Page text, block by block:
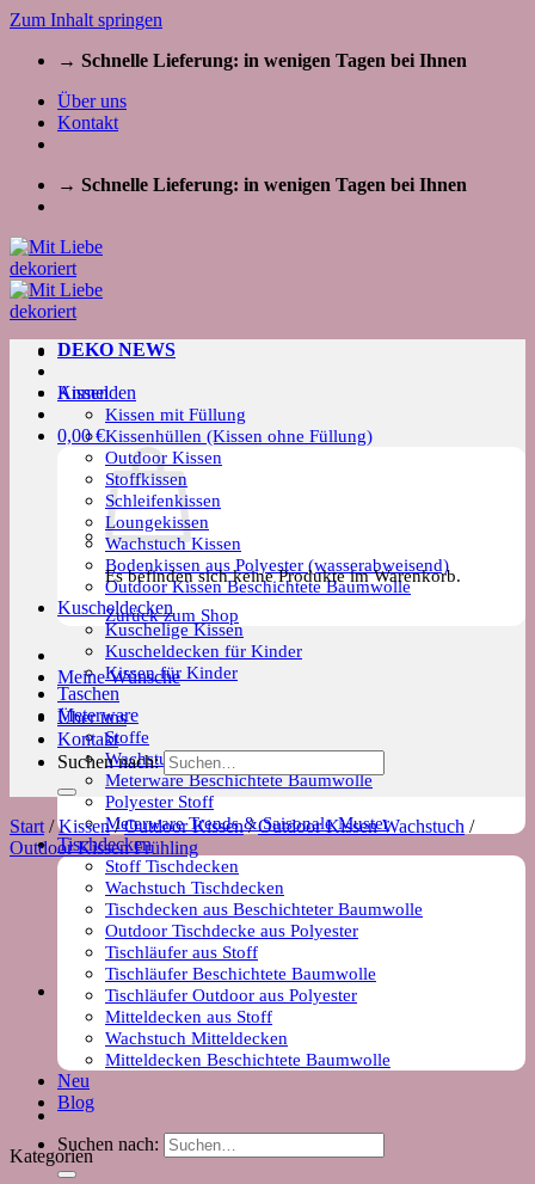
Zum Inhalt springen
→ Schnelle Lieferung: in wenigen Tagen bei Ihnen
Über uns
Kontakt
→ Schnelle Lieferung: in wenigen Tagen bei Ihnen
Kissen
Kissen mit Füllung
Kissenhüllen (Kissen ohne Füllung)
Outdoor Kissen
Stoffkissen
Schleifenkissen
Loungekissen
Wachstuch Kissen
Bodenkissen aus Polyester (wasserabweisend)
Outdoor Kissen Beschichtete Baumwolle
Kuscheldecken
Kuschelige Kissen
Kuscheldecken für Kinder
Kissen für Kinder
Taschen
Meterware
Stoffe
Wachstuch Stoff
Meterware Beschichtete Baumwolle
Polyester Stoff
Meterware Trends & Saisonale Muster
Tischdecken
Stoff Tischdecken
Wachstuch Tischdecken
Tischdecken aus Beschichteter Baumwolle
Outdoor Tischdecke aus Polyester
Tischläufer aus Stoff
Tischläufer Beschichtete Baumwolle
Tischläufer Outdoor aus Polyester
Mitteldecken aus Stoff
Wachstuch Mitteldecken
Mitteldecken Beschichtete Baumwolle
Neu
Blog
Suchen nach:
DEKO NEWS
Anmelden
0,00€
Es befinden sich keine Produkte im Warenkorb.
Zurück zum Shop
Meine Wünsche
Über uns
Kontakt
Suchen nach:
Start / Kissen / Outdoor Kissen / Outdoor Kissen Wachstuch /
Outdoor Kissen Frühling
Kategorien